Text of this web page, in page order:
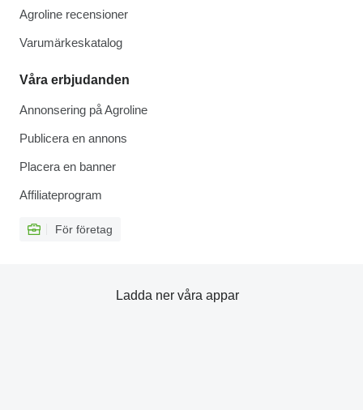
Agroline recensioner
Varumärkeskatalog
Våra erbjudanden
Annonsering på Agroline
Publicera en annons
Placera en banner
Affiliateprogram
För företag
Ladda ner våra appar